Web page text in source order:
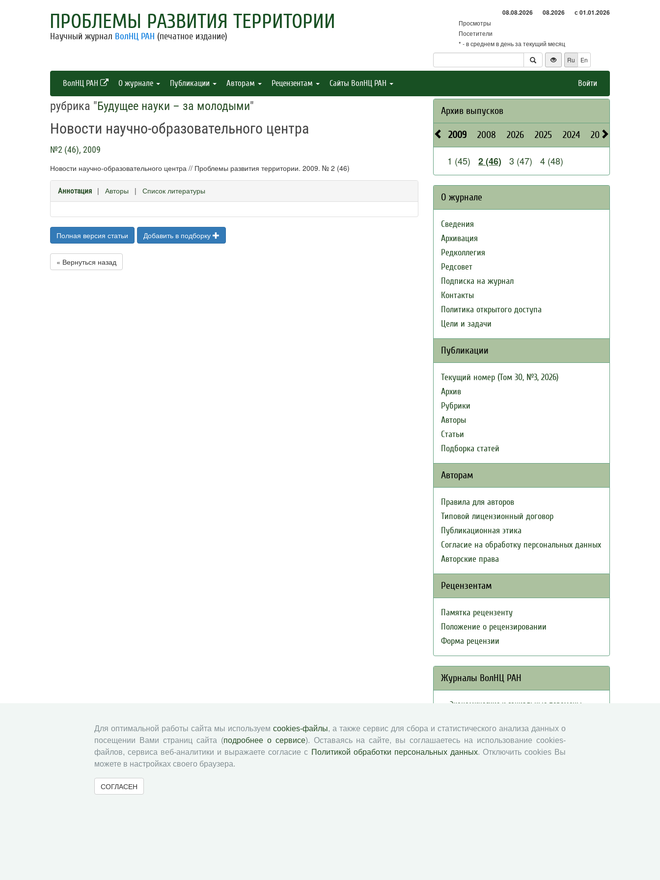
ПРОБЛЕМЫ РАЗВИТИЯ ТЕРРИТОРИИ
Научный журнал ВолНЦ РАН (печатное издание)
08.08.2026 08.2026 с 01.01.2026
Просмотры
Посетители
* - в среднем в день за текущий месяц
Ru
En
ВолНЦ РАН О журнале Публикации Авторам Рецензентам Сайты ВолНЦ РАН Войти
рубрика "Будущее науки – за молодыми"
Новости научно-образовательного центра
№2 (46), 2009
Новости научно-образовательного центра // Проблемы развития территории. 2009. № 2 (46)
Аннотация | Авторы | Список литературы
Полная версия статьи Добавить в подборку
« Вернуться назад
Архив выпусков
2009 2008 2026 2025 2024 2023
1 (45) 2 (46) 3 (47) 4 (48)
О журнале
Сведения
Архивация
Редколлегия
Редсовет
Подписка на журнал
Контакты
Политика открытого доступа
Цели и задачи
Публикации
Текущий номер (Том 30, №3, 2026)
Архив
Рубрики
Авторы
Статьи
Подборка статей
Авторам
Правила для авторов
Типовой лицензионный договор
Публикационная этика
Согласие на обработку персональных данных
Авторские права
Рецензентам
Памятка рецензенту
Положение о рецензировании
Форма рецензии
Журналы ВолНЦ РАН
Экономические и социальные перемены
Вопросы территориального развития
Социальное пространство
Юный экономист
Для оптимальной работы сайта мы используем cookies-файлы, а также сервис для сбора и статистического анализа данных о
посещении Вами страниц сайта (подробнее о сервисе). Оставаясь на сайте, вы соглашаетесь на использование cookies-
файлов, сервиса веб-аналитики и выражаете согласие с Политикой обработки персональных данных. Отключить cookies Вы
можете в настройках своего браузера.
СОГЛАСЕН